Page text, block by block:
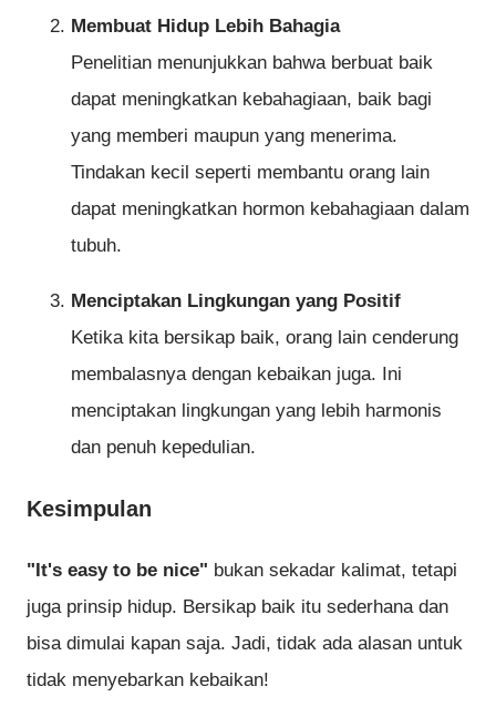
Membuat Hidup Lebih Bahagia
Penelitian menunjukkan bahwa berbuat baik
dapat meningkatkan kebahagiaan, baik bagi
yang memberi maupun yang menerima.
Tindakan kecil seperti membantu orang lain
dapat meningkatkan hormon kebahagiaan dalam
tubuh.
Menciptakan Lingkungan yang Positif
Ketika kita bersikap baik, orang lain cenderung
membalasnya dengan kebaikan juga. Ini
menciptakan lingkungan yang lebih harmonis
dan penuh kepedulian.
Kesimpulan
"It's easy to be nice" bukan sekadar kalimat, tetapi
juga prinsip hidup. Bersikap baik itu sederhana dan
bisa dimulai kapan saja. Jadi, tidak ada alasan untuk
tidak menyebarkan kebaikan!